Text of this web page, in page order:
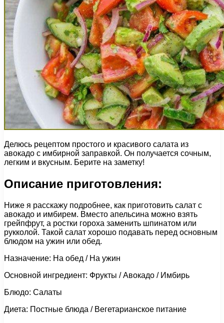
Делюсь рецептом простого и красивого салата из
авокадо с имбирной заправкой. Он получается сочным,
легким и вкусным. Берите на заметку!
Описание приготовления:
Ниже я расскажу подробнее, как приготовить салат с
авокадо и имбирем. Вместо апельсина можно взять
грейпфрут, а ростки гороха заменить шпинатом или
рукколой. Такой салат хорошо подавать перед основным
блюдом на ужин или обед.
Назначение: На обед / На ужин
Основной ингредиент: Фрукты / Авокадо / Имбирь
Блюдо: Салаты
Диета: Постные блюда / Вегетарианское питание